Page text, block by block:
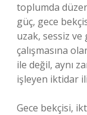
toplumda
güç, gece
uzak, sessiz
çalışmasına
ile değil, aynı
işleyen iktidar
Gece bekçisi,